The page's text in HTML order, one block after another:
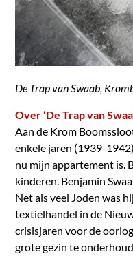
De Trap van Swaab,
Over ‘De Trap van
Aan de Krom
enkele jaren (1939-
nu mijn appartement is.
kinderen. Benjamin
Net als veel Joden was
textielhandel in de
crisisjaren voor de
grote gezin te